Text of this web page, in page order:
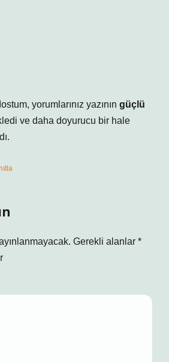
yorumlarınız yazının güçlü
ve daha doyurucu bir hale
Gerekli alanlar *